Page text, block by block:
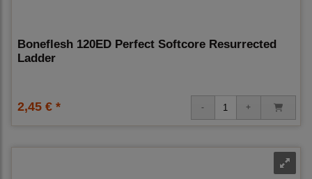
Boneflesh 120ED Perfect Softcore Resurrected
Ladder
2,45 € *